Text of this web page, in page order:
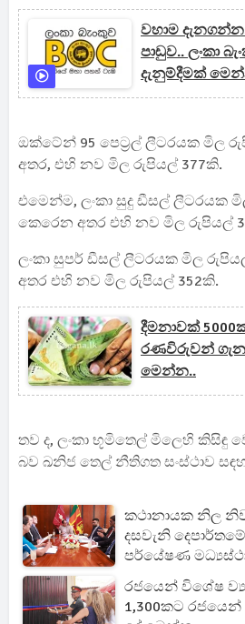
වහාම
පාඩුව.. ලංකා
දැනුම්දීමක්
ඔක්ටේන් 95 පෙට්‍රල් ලීටරයක මිල
අතර, එහි නව මිල රුපියල් 377කි.
එමෙන්ම, ලංකා සුදු ඩීසල් ලීටරයක
කෙරෙන අතර එහි නව මිල රුපියල්
ලංකා සුපර් ඩීසල් ලීටරයක මිල
අතර එහි නව මිල රුපියල් 352කි.
දීමනාවක්
රණවිරුවන්
මෙන්න..
තව ද, ලංකා භූමිතෙල් මිලෙහි
බව ඛනිජ තෙල් නීතිගත සංස්ථාව
කථානායක නිල
දසවැනි
පර්යේෂණ
රජයෙන් විශේෂ
1,300කට